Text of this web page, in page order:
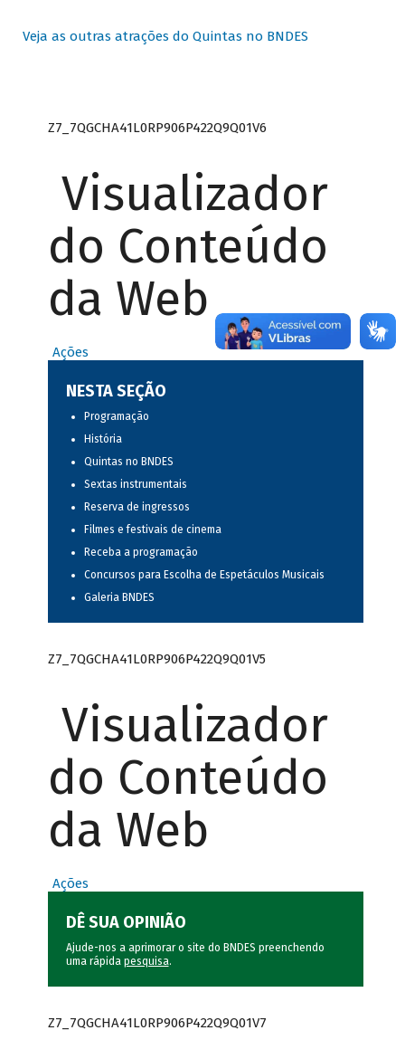
Veja as outras atrações do Quintas no BNDES
Z7_7QGCHA41L0RP906P422Q9Q01V6
Visualizador
do Conteúdo
da Web
Ações
NESTA SEÇÃO
Programação
História
Quintas no BNDES
Sextas instrumentais
Reserva de ingressos
Filmes e festivais de cinema
Receba a programação
Concursos para Escolha de Espetáculos Musicais
Galeria BNDES
Z7_7QGCHA41L0RP906P422Q9Q01V5
Visualizador
do Conteúdo
da Web
Ações
DÊ SUA OPINIÃO
Ajude-nos a aprimorar o site do BNDES preenchendo
uma rápida pesquisa.
Z7_7QGCHA41L0RP906P422Q9Q01V7